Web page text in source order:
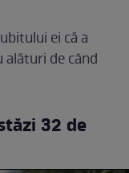
ei că a
alături de când
32 de